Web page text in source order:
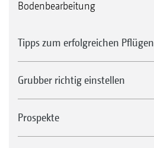
Bodenbearbeitung
Tipps zum erfolgreichen Pflügen
Grubber richtig einstellen
Prospekte